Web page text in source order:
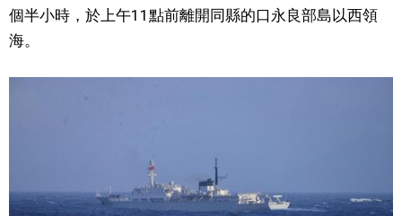
日本入門
政治外交
個半小時，於上午11點前離開同縣的口永良部島以西領
海。